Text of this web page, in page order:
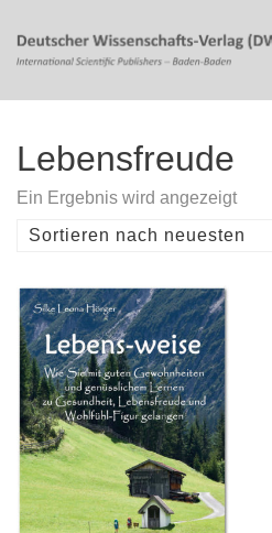
Lebensfreude
Ein Ergebnis wird angezeigt
Sortieren nach neuesten